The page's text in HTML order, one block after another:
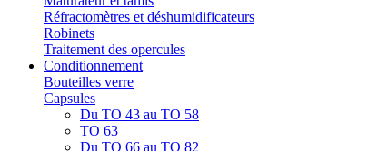
Réfractomètres et déshumidificateurs
Robinets
Traitement des opercules
Conditionnement
Bouteilles verre
Capsules
Du TO 43 au TO 58
TO 63
Du TO 66 au TO 82